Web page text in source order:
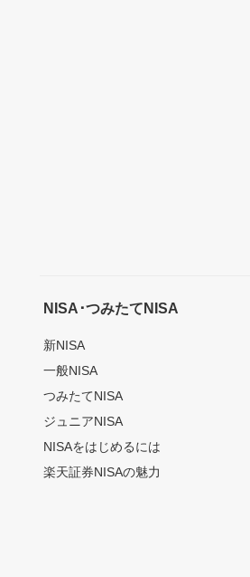
NISA･つみたてNISA
新NISA
一般NISA
つみたてNISA
ジュニアNISA
NISAをはじめるには
楽天証券NISAの魅力